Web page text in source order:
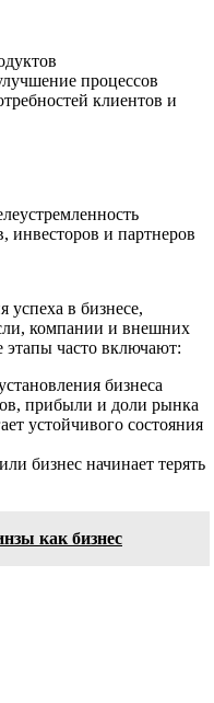
процессов
клиентов и
инвесторов и партнеров
успеха в бизнесе,
компании и внешних
часто включают:
бизнеса
прибыли и доли рынка
устойчивого состояния
бизнес начинает терять
как бизнес